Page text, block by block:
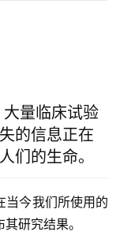
量临床试验
的信息正在
们的生命。
当今我们所使用的
研究结果。